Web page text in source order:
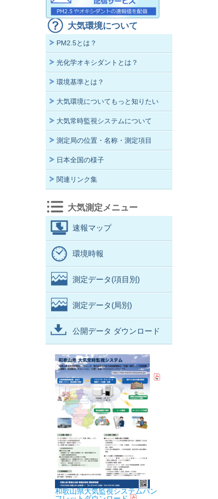
大気環境について
PM2.5とは？
光化学オキシダントとは？
環境基準とは？
大気環境についてもっと知りたい
大気常時監視システムについて
測定局の位置・名称・測定項目
日本全国の様子
関連リンク集
大気測定メニュー
速報マップ
環境時報
測定データ(項目別)
測定データ(局別)
公開データ ダウンロード
和歌山県大気監視システムパン